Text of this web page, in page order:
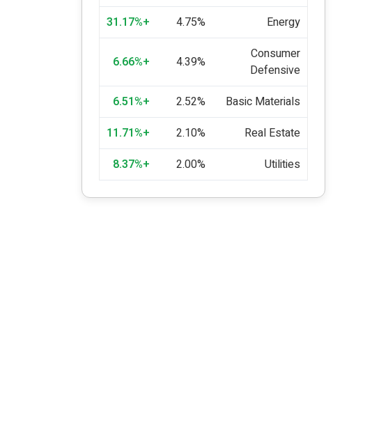
Energy
4.75%
+31.17%
Consumer
Defensive
4.39%
+6.66%
Basic Materials
2.52%
+6.51%
Real Estate
2.10%
+11.71%
Utilities
2.00%
+8.37%